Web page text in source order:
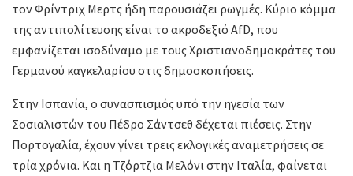
τον Φρίντριχ Μερτς ήδη παρουσιάζει ρωγμές. Κύριο κόμμα
της αντιπολίτευσης είναι το ακροδεξιό AfD, που
εμφανίζεται ισοδύναμο με τους Χριστιανοδημοκράτες του
Γερμανού καγκελαρίου στις δημοσκοπήσεις.
Στην Ισπανία, ο συνασπισμός υπό την ηγεσία των
Σοσιαλιστών του Πέδρο Σάντσεθ δέχεται πιέσεις. Στην
Πορτογαλία, έχουν γίνει τρεις εκλογικές αναμετρήσεις σε
τρία χρόνια. Και η Τζόρτζια Μελόνι στην Ιταλία, φαίνεται